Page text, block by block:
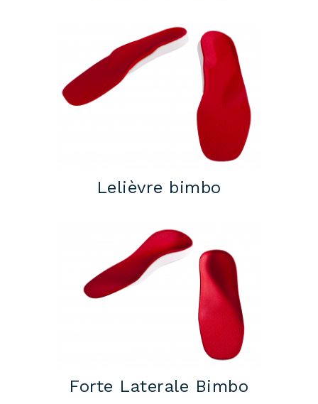
Lelièvre bimbo
Forte Laterale Bimbo